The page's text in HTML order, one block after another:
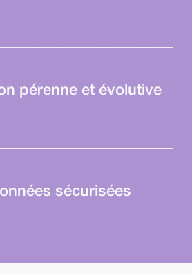
pérenne et évolutive
sécurisées